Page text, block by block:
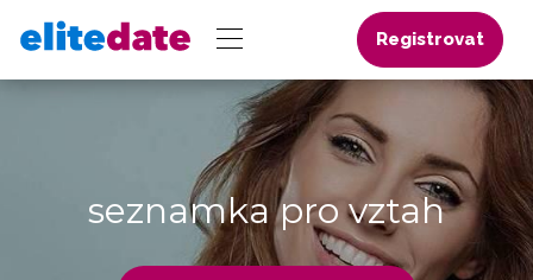
Registrovat
seznamka pro vztah